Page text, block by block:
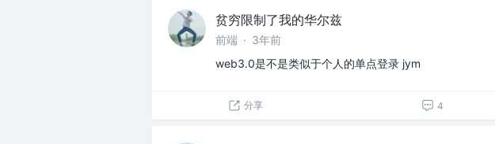
贫穷限制了我的华尔兹
前端 · 3年前
web3.0是不是类似于个人的单点登录 jym
分享 4